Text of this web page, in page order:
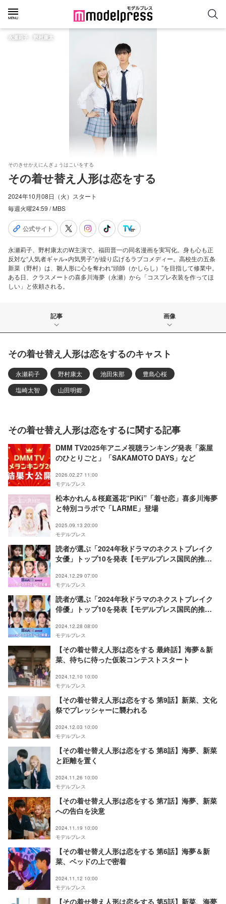
永瀬莉子、野村康太
そのきせかえにんぎょうはこいをする
その着せ替え人形は恋をする
2024年10月08日（火）スタート
毎週火曜24:59 / MBS
公式サイト
永瀬莉子、野村康太のW主演で、福田晋一の同名漫画を実写化。身も心も正
反対な“人気者ギャル×内気男子”が繰り広げるラブコメディー。高校生の五条
新菜（野村）は、雛人形に心を奪われ“頭師（かしらし）”を目指して修業中。
ある日、クラスメートの喜多川海夢（永瀬）から「コスプレ衣装を作ってほ
しい」と依頼される。
記事 画像
その着せ替え人形は恋をするのキャスト
永瀬莉子 野村康太 池田朱那
豊島心桜
塩崎太智
山田明郷
その着せ替え人形は恋をするに関する記事
DMM TV2025年アニメ視聴ランキング発表「薬屋
のひとりごと」「SAKAMOTO DAYS」など
2026.02.27 11:00
モデルプレス
松本かれん＆桜庭遥花“PiKi”「着せ恋」喜多川海夢
と特別コラボで「LARME」登場
2025.09.13 20:00
モデルプレス
読者が選ぶ「2024年秋ドラマのネクストブレイク
女優」トップ10を発表【モデルプレス国民的推し
2024.12.29 07:00
モデルプレス
読者が選ぶ「2024年秋ドラマのネクストブレイク
俳優」トップ10を発表【モデルプレス国民的推し
2024.12.28 08:00
モデルプレス
【その着せ替え人形は恋をする 最終話】海夢＆新
菜、待ちに待った仮装コンテストスタート
2024.12.10 10:00
モデルプレス
【その着せ替え人形は恋をする 第9話】新菜、文化
祭でプレッシャーに襲われる
2024.12.03 10:00
モデルプレス
【その着せ替え人形は恋をする 第8話】海夢、新菜
と距離を置く
2024.11.26 10:00
モデルプレス
【その着せ替え人形は恋をする 第7話】海夢、新菜
への告白を決意
2024.11.19 10:00
モデルプレス
【その着せ替え人形は恋をする 第6話】海夢＆新
菜、ベッドの上で密着
2024.11.12 10:00
モデルプレス
【その着せ替え人形は恋をする 第5話】新菜、海夢